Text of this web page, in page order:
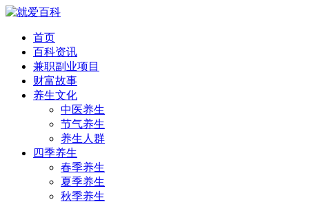
首页
百科资讯
兼职副业项目
财富故事
养生文化
中医养生
节气养生
养生人群
四季养生
春季养生
夏季养生
秋季养生